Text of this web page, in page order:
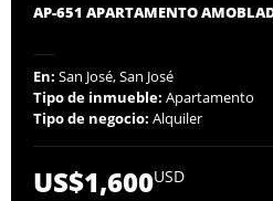
AP-651 APARTAMENTO
En: San José, San José
Tipo de inmueble: Apartamento
Tipo de negocio: Alquiler
US$1,600USD